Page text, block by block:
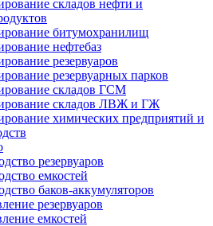
складов нефти и
битумохранилищ
нефтебаз
резервуаров
резервуарных парков
складов ГСМ
складов ЛВЖ и ГЖ
химических предприятий и
резервуаров
емкостей
баков-аккумуляторов
резервуаров
емкостей